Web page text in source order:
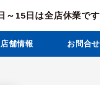
～15日は全店休業です
店舗情報 お問合せ